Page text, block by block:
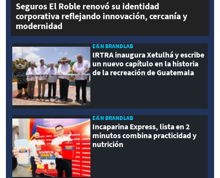
Seguros El Roble renovó su identidad
corporativa reflejando innovación, cercanía y
modernidad
E&N BRANDLAB
IRTRA inaugura Xetulhá y escribe
un nuevo capítulo en la historia
de la recreación de Guatemala
E&N BRANDLAB
Incaparina Express, lista en 2
minutos combina practicidad y
nutrición